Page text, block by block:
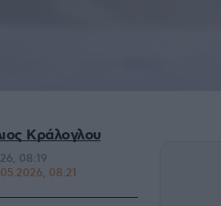
Κράλογλου
08:19
08:21